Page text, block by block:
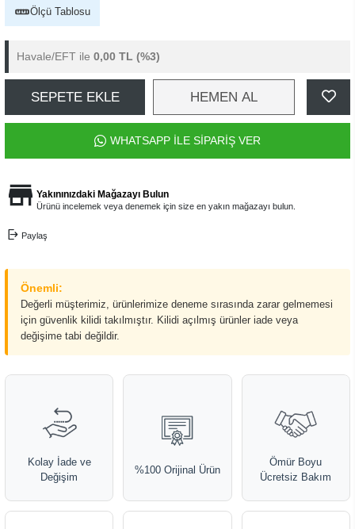
Ölçü Tablosu
Havale/EFT ile 0,00 TL (%3)
SEPETE EKLE HEMEN AL
WHATSAPP İLE SİPARİŞ VER
Yakınınızdaki Mağazayı Bulun
Ürünü incelemek veya denemek için size en yakın mağazayı bulun.
Paylaş
Önemli:
Değerli müşterimiz, ürünlerimize deneme sırasında zarar gelmemesi
için güvenlik kilidi takılmıştır. Kilidi açılmış ürünler iade veya
değişime tabi değildir.
Kolay İade ve
Değişim
%100 Orijinal Ürün
Ömür Boyu
Ücretsiz Bakım